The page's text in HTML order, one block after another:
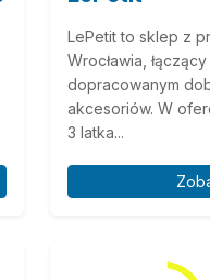
LePetit to sklep z
Wrocławia,
dopracowanym
akcesoriów. W
3 latka...